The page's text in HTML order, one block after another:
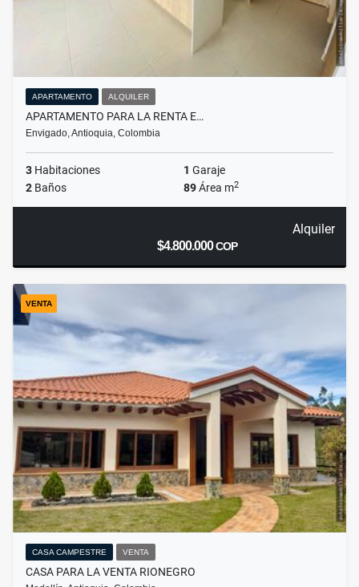
APARTAMENTO ALQUILER
APARTAMENTO PARA LA RENTA E…
Envigado, Antioquia, Colombia
3 Habitaciones 1 Garaje
2 Baños 89Área m2
Alquiler
$4.800.000COP
VENTA
CASA CAMPESTRE VENTA
CASA PARA LA VENTA RIONEGRO